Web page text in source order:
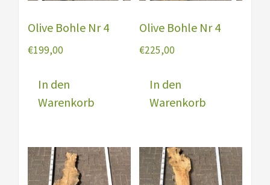
Olive Bohle Nr 4
€199,00
In den
Warenkorb
Olive Bohle Nr 4
€225,00
In den
Warenkorb